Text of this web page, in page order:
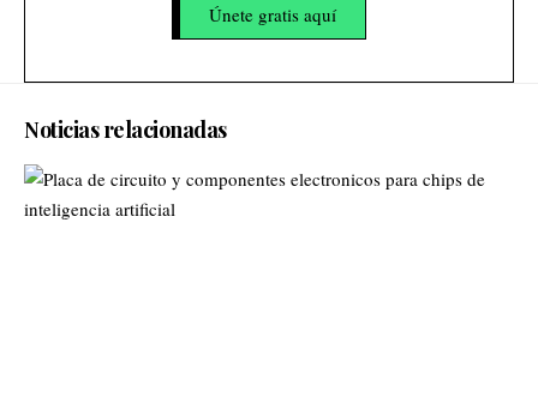
Únete gratis aquí
Noticias relacionadas